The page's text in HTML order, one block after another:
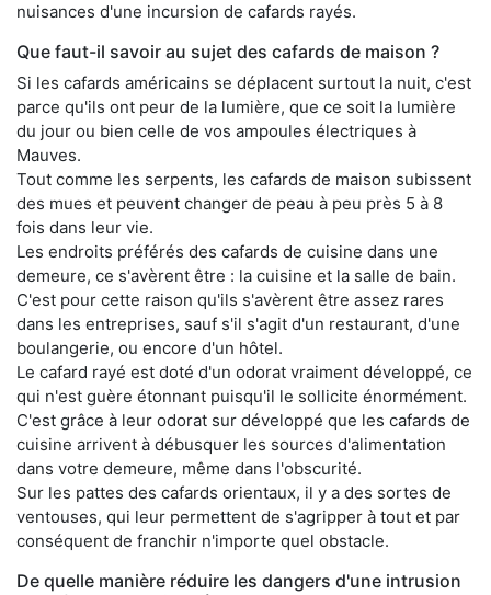
nuisances d'une incursion de cafards rayés.
Que faut-il savoir au sujet des cafards de maison ?
Si les cafards américains se déplacent surtout la nuit, c'est
parce qu'ils ont peur de la lumière, que ce soit la lumière
du jour ou bien celle de vos ampoules électriques à
Mauves.
Tout comme les serpents, les cafards de maison subissent
des mues et peuvent changer de peau à peu près 5 à 8
fois dans leur vie.
Les endroits préférés des cafards de cuisine dans une
demeure, ce s'avèrent être : la cuisine et la salle de bain.
C'est pour cette raison qu'ils s'avèrent être assez rares
dans les entreprises, sauf s'il s'agit d'un restaurant, d'une
boulangerie, ou encore d'un hôtel.
Le cafard rayé est doté d'un odorat vraiment développé, ce
qui n'est guère étonnant puisqu'il le sollicite énormément.
C'est grâce à leur odorat sur développé que les cafards de
cuisine arrivent à débusquer les sources d'alimentation
dans votre demeure, même dans l'obscurité.
Sur les pattes des cafards orientaux, il y a des sortes de
ventouses, qui leur permettent de s'agripper à tout et par
conséquent de franchir n'importe quel obstacle.
De quelle manière réduire les dangers d'une intrusion